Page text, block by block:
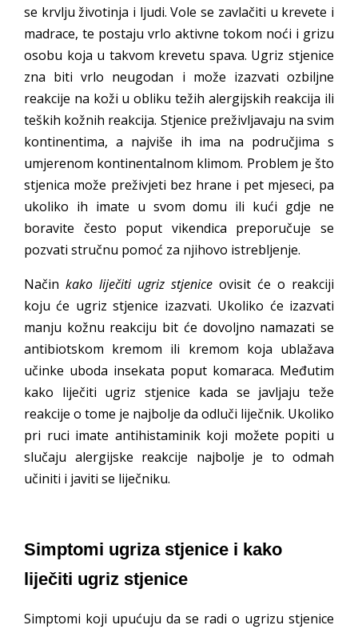
se krvlju životinja i ljudi. Vole se zavlačiti u krevete i
madrace, te postaju vrlo aktivne tokom noći i grizu
osobu koja u takvom krevetu spava. Ugriz stjenice
zna biti vrlo neugodan i može izazvati ozbiljne
reakcije na koži u obliku težih alergijskih reakcija ili
teških kožnih reakcija. Stjenice preživljavaju na svim
kontinentima, a najviše ih ima na područjima s
umjerenom kontinentalnom klimom. Problem je što
stjenica može preživjeti bez hrane i pet mjeseci, pa
ukoliko ih imate u svom domu ili kući gdje ne
boravite često poput vikendica preporučuje se
pozvati stručnu pomoć za njihovo istrebljenje.
Način kako liječiti ugriz stjenice ovisit će o reakciji
koju će ugriz stjenice izazvati. Ukoliko će izazvati
manju kožnu reakciju bit će dovoljno namazati se
antibiotskom kremom ili kremom koja ublažava
učinke uboda insekata poput komaraca. Međutim
kako liječiti ugriz stjenice kada se javljaju teže
reakcije o tome je najbolje da odluči liječnik. Ukoliko
pri ruci imate antihistaminik koji možete popiti u
slučaju alergijske reakcije najbolje je to odmah
učiniti i javiti se liječniku.
Simptomi ugriza stjenice i kako
liječiti ugriz stjenice
Simptomi koji upućuju da se radi o ugrizu stjenice